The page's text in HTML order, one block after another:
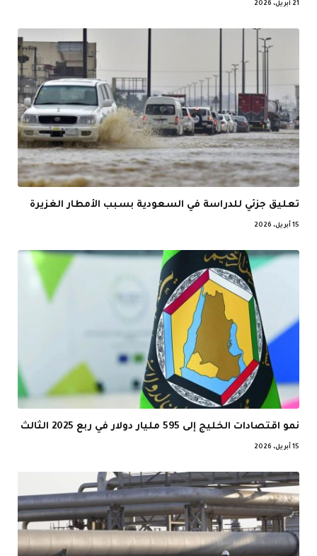
21 أبريل، 2026
تعليق جزئي للدراسة في السعودية بسبب الأمطار الغزيرة
15 أبريل، 2026
نمو اقتصادات الخليج إلى 595 مليار دولار في ربع 2025 الثالث
15 أبريل، 2026